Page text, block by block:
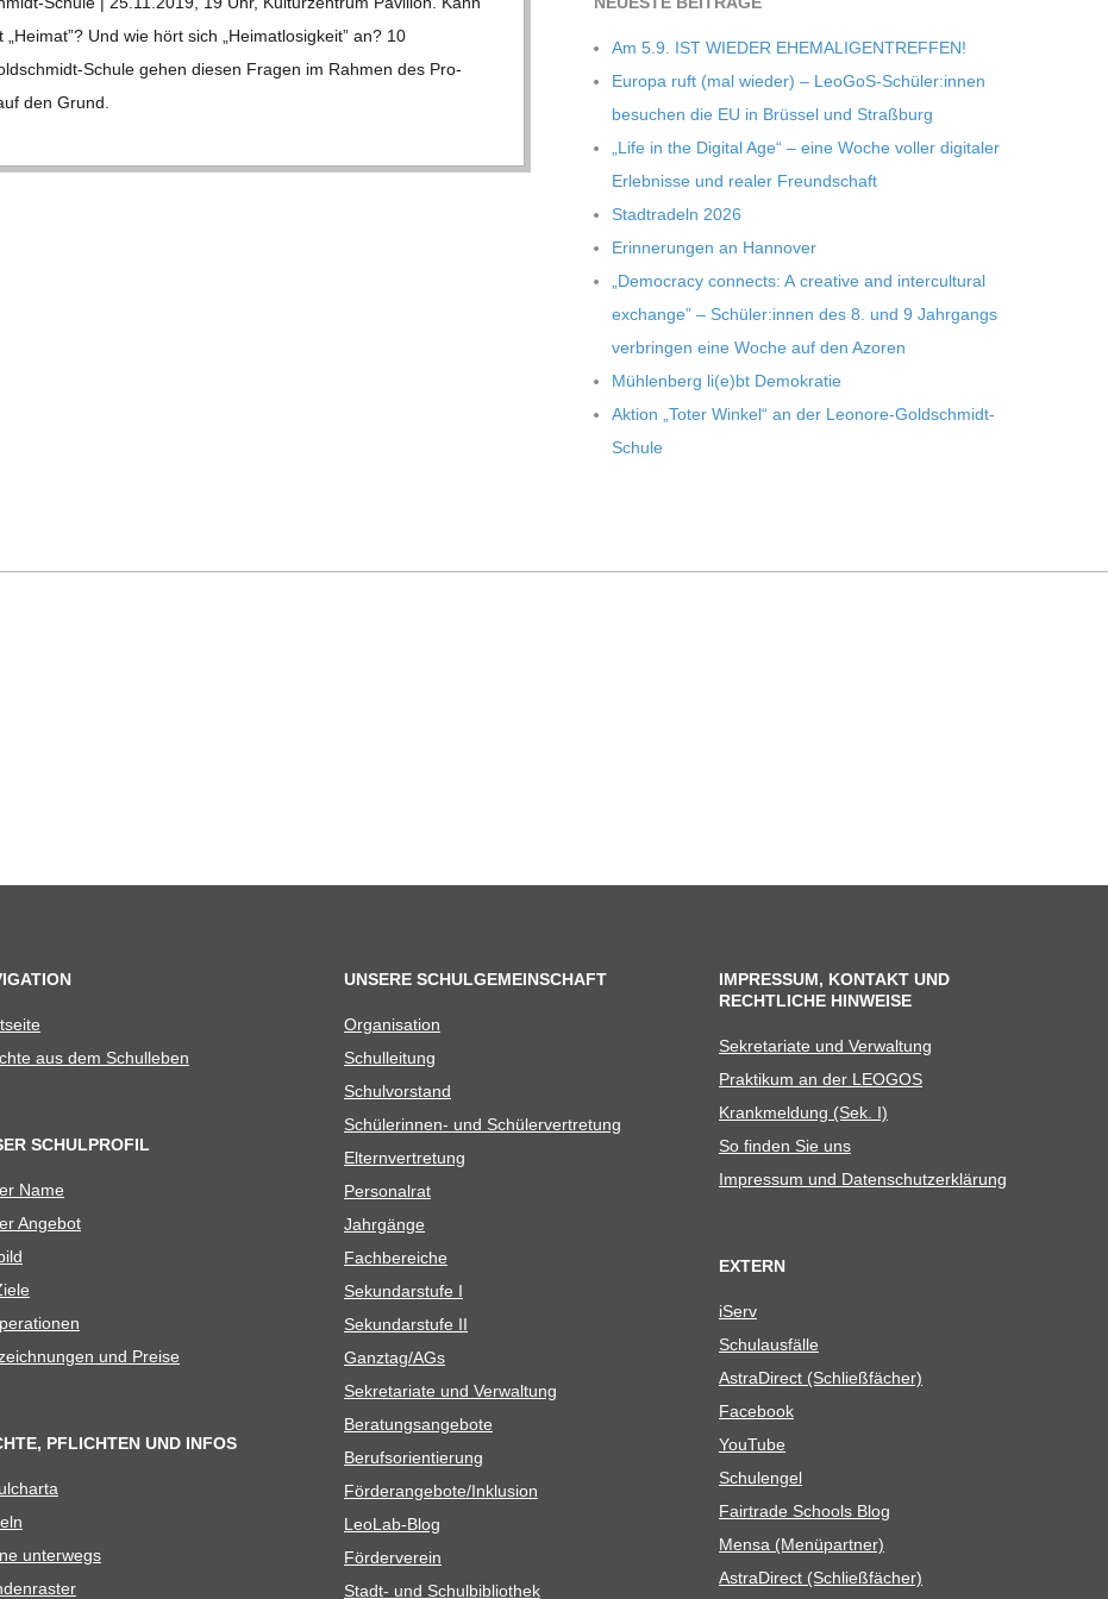
Und wie hört sich „Hei­mat­lo­sig­keit” an? 10
Schule gehen die­sen Fra­gen im Rah­men des Pro­
den Grund.
Am 5.9. IST WIEDER EHEMALIGENTREFFEN!
Europa ruft (mal wie­der) – LeoGoS-Schüler:innen
besu­chen die EU in Brüs­sel und Straßburg
„Life in the Digi­tal Age“ – eine Woche vol­ler digi­ta­ler
Erleb­nisse und rea­ler Freundschaft
Stadt­ra­deln 2026
Erin­ne­run­gen an Hannover
„Demo­cracy con­nects: A crea­tive and inter­cul­tu­ral
exch­ange” – Schüler:innen des 8. und 9 Jahr­gangs
ver­brin­gen eine Woche auf den Azoren
Müh­len­berg li(e)bt Demokratie
Aktion „Toter Win­kel“ an der Leonore-Goldschmidt-
Schule
aus dem Schulleben
SCHULPROFIL
Name
Ange­bot
und Preise
PFLICHTEN UND INFOS
unter­wegs
UNSERE SCHULGEMEINSCHAFT
Orga­ni­sa­tion
Schul­lei­tung
Schul­vor­stand
Schü­le­rin­nen- und Schülervertretung
Eltern­ver­tre­tung
Per­so­nal­rat
Jahr­gänge
Fach­be­rei­che
Sekun­dar­stufe I
Sekun­dar­stufe II
Ganztag/​​AGs
Sekre­ta­riate und Verwaltung
Bera­tungs­an­ge­bote
Berufs­ori­en­tie­rung
Förderangebote/​​Inklusion
Leo­Lab-Blog
För­der­ver­ein
Stadt- und Schulbibliothek
IMPRESSUM, KONTAKT UND
RECHTLICHE HINWEISE
Sekre­ta­riate und Verwaltung
Prak­ti­kum an der LEOGOS
Krank­mel­dung (Sek. I)
So fin­den Sie uns
Impres­sum und Datenschutzerklärung
EXTERN
iServ
Schul­aus­fälle
Astra­Di­rect (Schließ­fä­cher)
Face­book
You­Tube
Schul­en­gel
Fair­trade Schools Blog
Mensa (Menü­part­ner)
Astra­Di­rect (Schließ­fä­cher)